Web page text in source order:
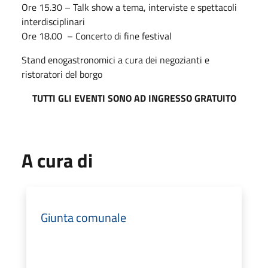
Ore 15.30 – Talk show a tema, interviste e spettacoli
interdisciplinari
Ore 18.00 – Concerto di fine festival
Stand enogastronomici a cura dei negozianti e
ristoratori del borgo
TUTTI GLI EVENTI SONO AD INGRESSO GRATUITO
A cura di
Giunta comunale